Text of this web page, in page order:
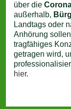
über die
außerhalb,
Landtags oder
Anhörung
tragfähiges
getragen wird,
hier.